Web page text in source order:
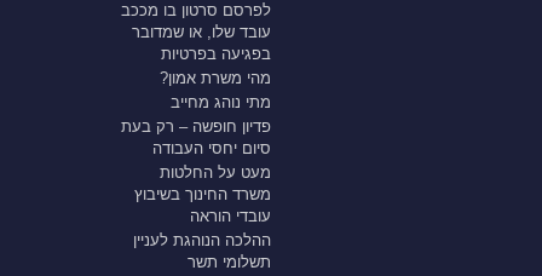
לפרסם סרטון בו מככב
עובד שלו, או שמדובר
בפגיעה בפרטיות
מהי משרת אמון?
מתי נוהג מחייב
פדיון חופשה – רק בעת
סיום יחסי העבודה
מעט על החלטות
משרד החינוך בשיבוץ
עובדי הוראה
ההלכה הנוהגת לעניין
תשלומי תשר